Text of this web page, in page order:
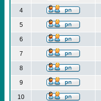
4
5
6
7
8
9
10